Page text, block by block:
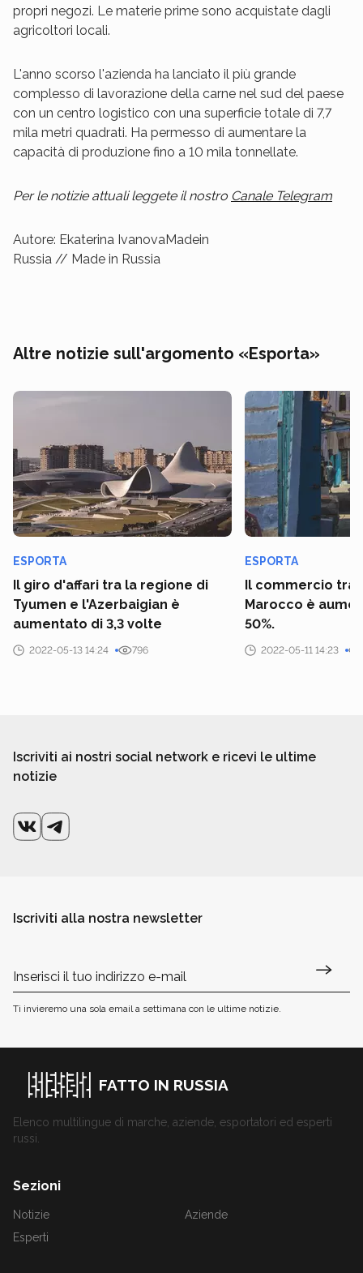
propri negozi. Le materie prime sono acquistate dagli
agricoltori locali.
L'anno scorso l'azienda ha lanciato il più grande
complesso di lavorazione della carne nel sud del paese
con un centro logistico con una superficie totale di 7,7
mila metri quadrati. Ha permesso di aumentare la
capacità di produzione fino a 10 mila tonnellate.
Per le notizie attuali leggete il nostro Canale Telegram
Autore: Ekaterina IvanovaMadein
Russia // Made in Russia
Altre notizie sull'argomento «Esporta»
ESPORTA
Il giro d'affari tra la regione di
Tyumen e l'Azerbaigian è
aumentato di 3,3 volte
2022-05-13 14:24 796
ESPORTA
Il commercio tra
Marocco è
50%.
2022-05-11 14:23
Iscriviti ai nostri social network e ricevi le ultime
notizie
Iscriviti alla nostra newsletter
Ti invieremo una sola email a settimana con le ultime notizie.
FATTO IN RUSSIA
Elenco multilingue di marche, aziende, esportatori ed esperti
russi.
Sezioni
Notizie
Aziende
Esperti